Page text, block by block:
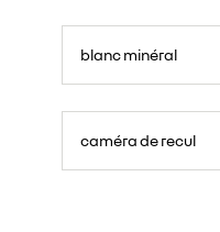
blanc minéral
caméra de recul